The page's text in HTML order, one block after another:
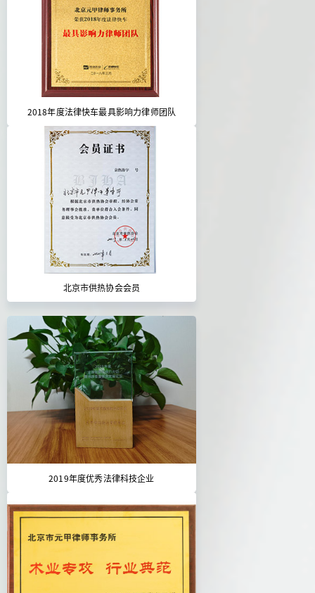
2018年度法律快车最具影响力律师团队
北京市供热协会会员
2019年度优秀法律科技企业